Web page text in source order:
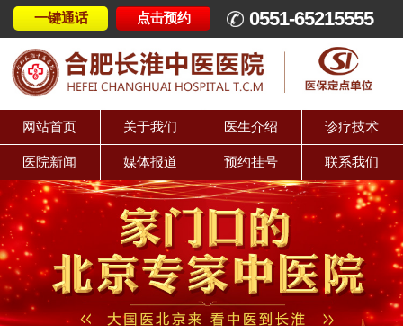
一键通话 点击预约 0551-65215555
网站首页 关于我们 医生介绍 诊疗技术
医院新闻 媒体报道 预约挂号 联系我们